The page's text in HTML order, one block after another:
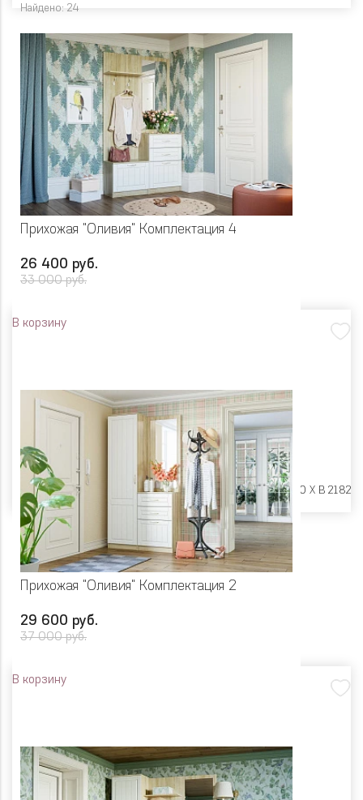
Найдено: 24
Прихожая "Оливия" Комплектация 4
26 400 руб.
33 000 руб.
В корзину
Размеры: Ш 1204 X Г 380 X В 2182
Прихожая "Оливия" Комплектация 2
29 600 руб.
37 000 руб.
В корзину